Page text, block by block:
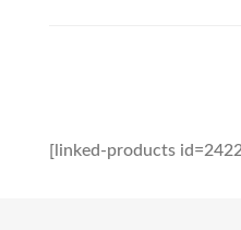
[linked-products